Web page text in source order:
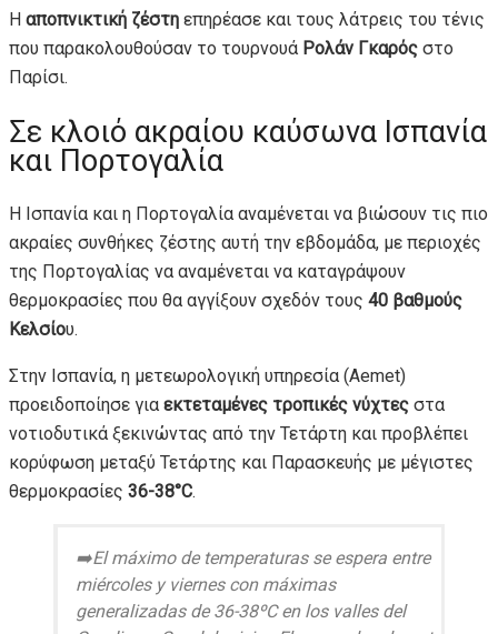
Η αποπνικτική ζέστη επηρέασε και τους λάτρεις του τένις
που παρακολουθούσαν το τουρνουά Ρολάν Γκαρός στο
Παρίσι.
Σε κλοιό ακραίου καύσωνα Ισπανία
και Πορτογαλία
Η Ισπανία και η Πορτογαλία αναμένεται να βιώσουν τις πιο
ακραίες συνθήκες ζέστης αυτή την εβδομάδα, με περιοχές
της Πορτογαλίας να αναμένεται να καταγράψουν
θερμοκρασίες που θα αγγίξουν σχεδόν τους 40 βαθμούς
Κελσίου.
Στην Ισπανία, η μετεωρολογική υπηρεσία (Aemet)
προειδοποίησε για εκτεταμένες τροπικές νύχτες στα
νοτιοδυτικά ξεκινώντας από την Τετάρτη και προβλέπει
κορύφωση μεταξύ Τετάρτης και Παρασκευής με μέγιστες
θερμοκρασίες 36-38°C.
➡️El máximo de temperaturas se espera entre
miércoles y viernes con máximas
generalizadas de 36-38ºC en los valles del